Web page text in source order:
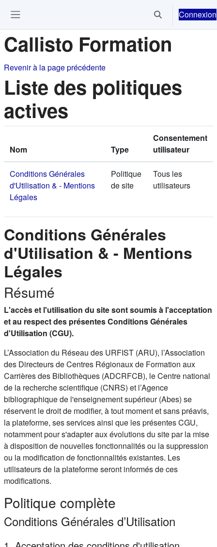
Activer/Connexion
Callisto Formation
Revenir à la page précédente
Liste des politiques
actives
Nom Type
Consentement
utilisateur
Conditions Générales
d'Utilisation & - Mentions
Légales
Politique
de site
Tous les
utilisateurs
Conditions Générales
d'Utilisation & - Mentions
Légales
Résumé
L'accès et l'utilisation du site sont soumis à l'acceptation
et au respect des présentes Conditions Générales
d'Utilisation (CGU).
L’Association du Réseau des URFIST (ARU), l’Association
des Directeurs de Centres Régionaux de Formation aux
Carrières des Bibliothèques (ADCRFCB), le Centre national
de la recherche scientifique (CNRS) et l’Agence
bibliographique de l'enseignement supérieur (Abes) se
réservent le droit de modifier, à tout moment et sans préavis,
la plateforme, ses services ainsi que les présentes CGU,
notamment pour s'adapter aux évolutions du site par la mise
à disposition de nouvelles fonctionnalités ou la suppression
ou la modification de fonctionnalités existantes. Les
utilisateurs de la plateforme seront informés de ces
modifications.
Politique complète
Conditions Générales d’Utilisation